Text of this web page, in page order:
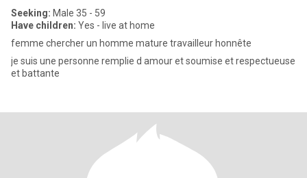
Seeking: Male 35 - 59
Have children: Yes - live at home
femme chercher un homme mature travailleur honnête
je suis une personne remplie d amour et soumise et respectueuse
et battante